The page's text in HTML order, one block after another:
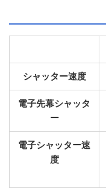
シャッター速度
電子先幕シャッタ
ー
電子シャッター速
度